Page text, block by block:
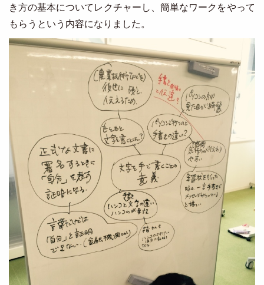
き方の基本についてレクチャーし、簡単なワークをやって
もらうという内容になりました。
Image